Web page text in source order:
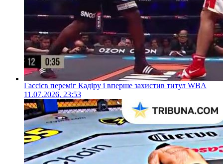
Гассієв переміг Кадіру і вперше захистив титул WBA
11.07.2026, 23:53